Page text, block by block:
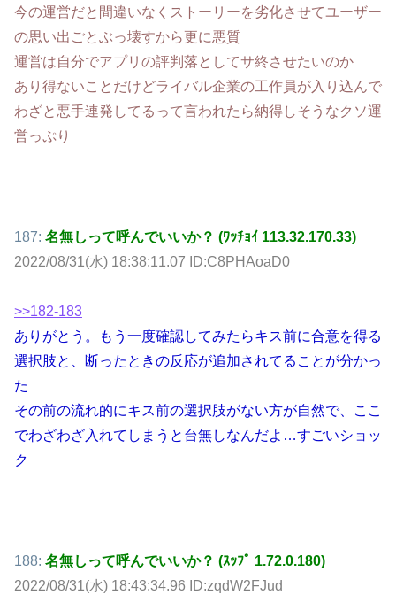
今の運営だと間違いなくストーリーを劣化させてユーザー
の思い出ごとぶっ壊すから更に悪質
運営は自分でアプリの評判落としてサ終させたいのか
あり得ないことだけどライバル企業の工作員が入り込んで
わざと悪手連発してるって言われたら納得しそうなクソ運
営っぷり
187: 名無しって呼んでいいか？ (ﾜｯﾁｮｲ 113.32.170.33)
2022/08/31(水) 18:38:11.07 ID:C8PHAoaD0
>>182-183
ありがとう。もう一度確認してみたらキス前に合意を得る
選択肢と、断ったときの反応が追加されてることが分かっ
た
その前の流れ的にキス前の選択肢がない方が自然で、ここ
でわざわざ入れてしまうと台無しなんだよ…すごいショッ
ク
188: 名無しって呼んでいいか？ (ｽｯﾌﾟ 1.72.0.180)
2022/08/31(水) 18:43:34.96 ID:zqdW2FJud